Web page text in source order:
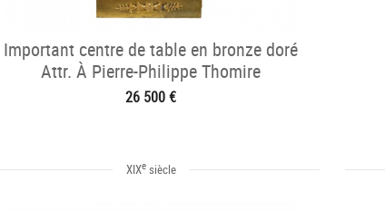
Important centre de table en bronze doré
Attr. À Pierre-Philippe Thomire
26 500 €
XIXesiècle